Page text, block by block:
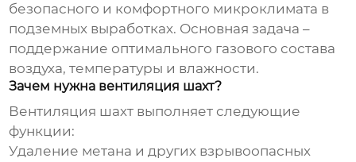
безопасного и комфортного микроклимата в
подземных выработках. Основная задача –
поддержание оптимального газового состава
воздуха, температуры и влажности.
Зачем нужна вентиляция шахт?
Вентиляция шахт выполняет следующие
функции:
Удаление метана и других взрывоопасных